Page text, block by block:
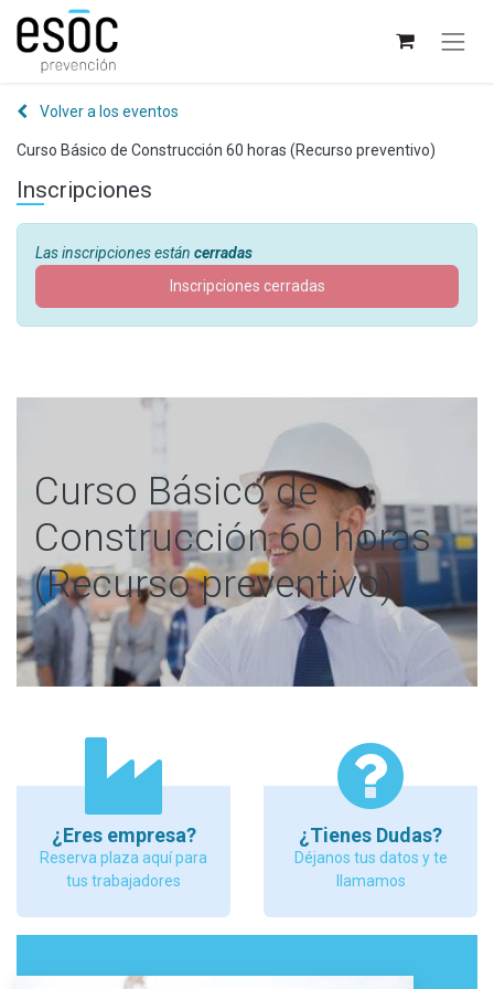
Volver a los eventos
Curso Básico de Construcción 60 horas (Recurso preventivo)
Inscripciones
Las inscripciones están cerradas
Inscripciones cerradas
Curso Básico de
Construcción 60 horas
(Recurso preventivo)
¿Eres empresa?
Reserva plaza aquí para
tus trabajadores
¿Tienes Dudas?
Déjanos tus datos y te
llamamos